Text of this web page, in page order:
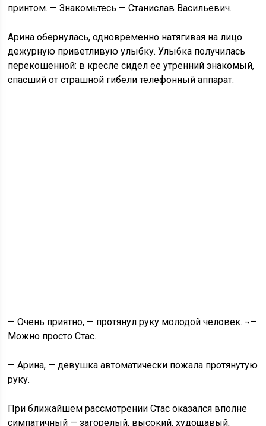
принтом. — Знакомьтесь — Станислав Васильевич.
Арина обернулась, одновременно натягивая на лицо
дежурную приветливую улыбку. Улыбка получилась
перекошенной: в кресле сидел ее утренний знакомый,
спасший от страшной гибели телефонный аппарат.
— Очень приятно, — протянул руку молодой человек. ¬—
Можно просто Стас.
— Арина, — девушка автоматически пожала протянутую
руку.
При ближайшем рассмотрении Стас оказался вполне
симпатичный — загорелый, высокий, худощавый,